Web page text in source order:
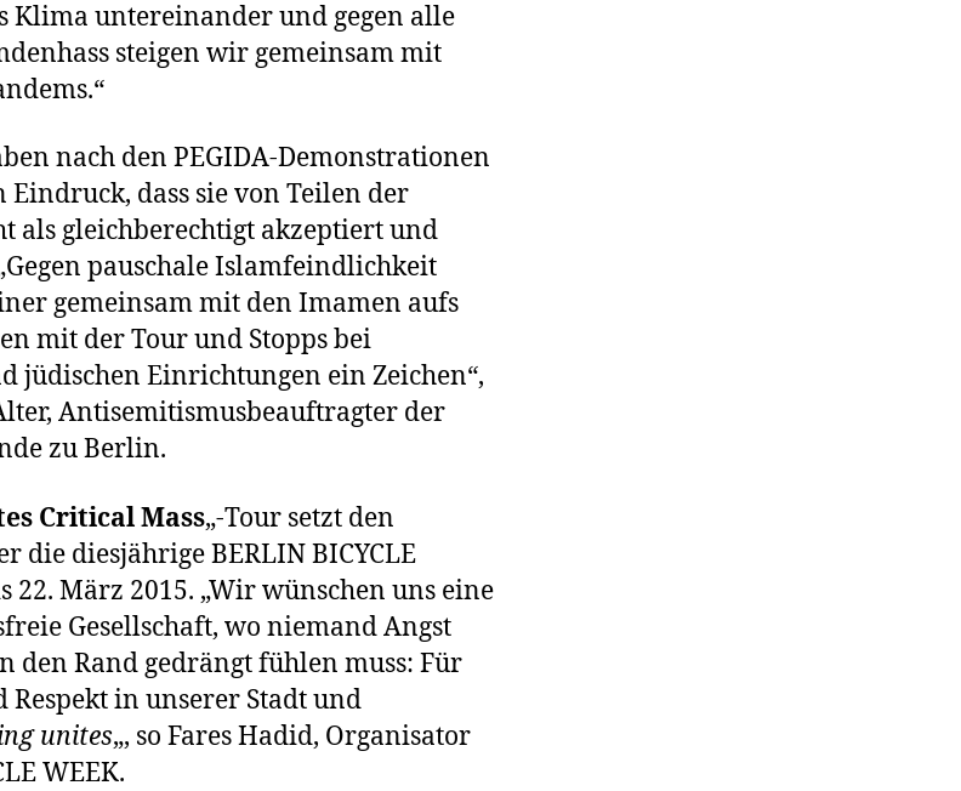
Klima untereinander und gegen alle
steigen wir gemeinsam mit
nach den PEGIDA-Demonstrationen
Eindruck, dass sie von Teilen der
als gleichberechtigt akzeptiert und
pauschale Islamfeindlichkeit
gemeinsam mit den Imamen aufs
mit der Tour und Stopps bei
jüdischen Einrichtungen ein Zeichen“,
Antisemitismusbeauftragter der
zu Berlin.
Critical Mass„-Tour setzt den
die diesjährige BERLIN BICYCLE
22. März 2015. „Wir wünschen uns eine
Gesellschaft, wo niemand Angst
den Rand gedrängt fühlen muss: Für
in unserer Stadt und
unites„, so Fares Hadid, Organisator
WEEK.